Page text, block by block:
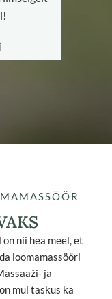
nii hea meel, et
loomamassööri
ja
mul taskus ka